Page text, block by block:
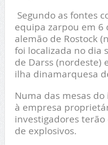
Segundo as fontes
equipa zarpou em 6
alemão de Rostock
foi localizada no dia
de Darss (nordeste)
ilha dinamarquesa
Numa das mesas
à empresa
investigadores
de explosivos.